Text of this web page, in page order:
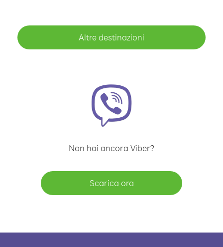
Altre destinazioni
Non hai ancora Viber?
Scarica ora